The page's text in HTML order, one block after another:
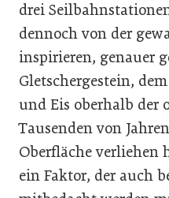
drei
dennoch von der
inspirieren, genauer
Gletschergestein,
und Eis oberhalb der
Tausenden von
Oberfläche verliehen
ein Faktor, der auch